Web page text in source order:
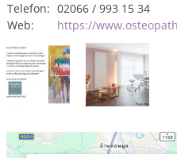
Telefon: 02066 / 993 15 34
Web:
https://